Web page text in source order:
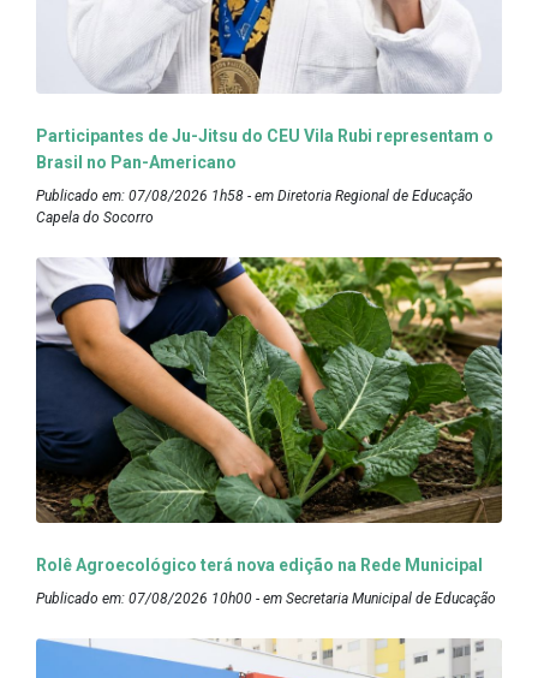
Participantes de Ju-Jitsu do CEU Vila Rubi representam o
Brasil no Pan-Americano
Publicado em: 07/08/2026 1h58 - em Diretoria Regional de Educação
Capela do Socorro
Rolê Agroecológico terá nova edição na Rede Municipal
Publicado em: 07/08/2026 10h00 - em Secretaria Municipal de Educação